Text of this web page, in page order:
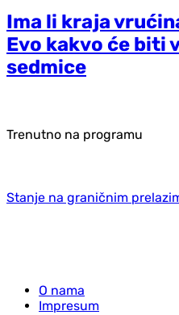
Ima li kraja
Evo kakvo će biti
sedmice
Trenutno na programu
Stanje na graničnim
O nama
Impresum